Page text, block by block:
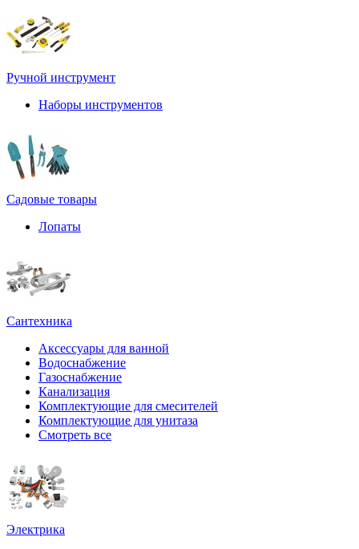
Ручной инструмент
Наборы инструментов
Садовые товары
Лопаты
Сантехника
Аксессуары для ванной
Водоснабжение
Газоснабжение
Канализация
Комплектующие для смесителей
Комплектующие для унитаза
Смотреть все
Электрика